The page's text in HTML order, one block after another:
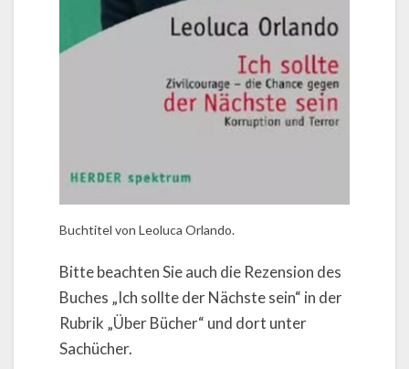
Buchtitel von Leoluca Orlando.
Bitte beachten Sie auch die Rezension des
Buches „Ich sollte der Nächste sein“ in der
Rubrik „Über Bücher“ und dort unter
Sachücher.